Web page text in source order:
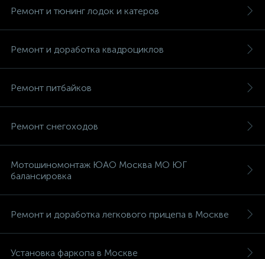
Ремонт и тюнинг лодок и катеров
Ремонт и доработка квадроциклов
Ремонт питбайков
Ремонт снегоходов
Мотошиномонтаж ЮАО Москва МО ЮГ
балансировка
Ремонт и доработка легкового прицепа в Москве
Установка фаркопа в Москве